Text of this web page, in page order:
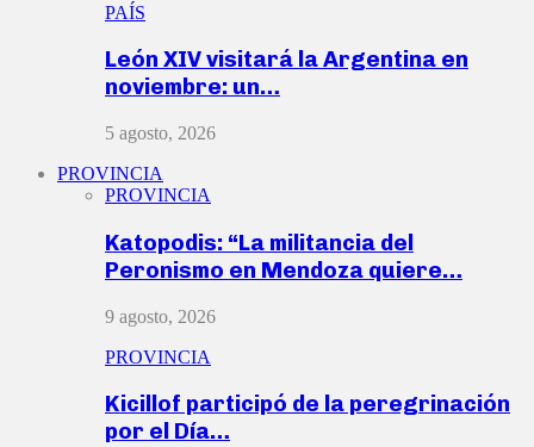
PAÍS
León XIV visitará la Argentina en
noviembre: un…
5 agosto, 2026
PROVINCIA
PROVINCIA
Katopodis: “La militancia del
Peronismo en Mendoza quiere…
9 agosto, 2026
PROVINCIA
Kicillof participó de la peregrinación
por el Día…